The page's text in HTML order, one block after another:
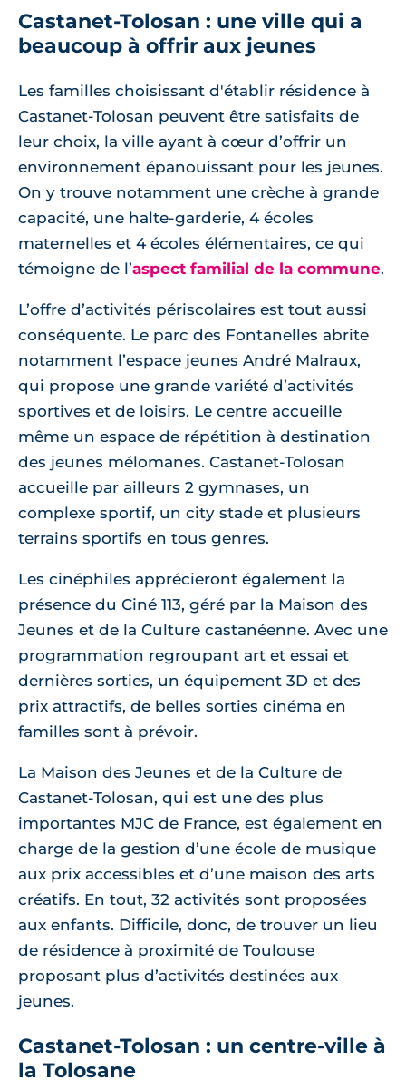
Castanet-Tolosan : une ville qui a
beaucoup à offrir aux jeunes
Les familles choisissant d'établir résidence à
Castanet-Tolosan peuvent être satisfaits de
leur choix, la ville ayant à cœur d’offrir un
environnement épanouissant pour les jeunes.
On y trouve notamment une crèche à grande
capacité, une halte-garderie, 4 écoles
maternelles et 4 écoles élémentaires, ce qui
témoigne de l’aspect familial de la commune.
L’offre d’activités périscolaires est tout aussi
conséquente. Le parc des Fontanelles abrite
notamment l’espace jeunes André Malraux,
qui propose une grande variété d’activités
sportives et de loisirs. Le centre accueille
même un espace de répétition à destination
des jeunes mélomanes. Castanet-Tolosan
accueille par ailleurs 2 gymnases, un
complexe sportif, un city stade et plusieurs
terrains sportifs en tous genres.
Les cinéphiles apprécieront également la
présence du Ciné 113, géré par la Maison des
Jeunes et de la Culture castanéenne. Avec une
programmation regroupant art et essai et
dernières sorties, un équipement 3D et des
prix attractifs, de belles sorties cinéma en
familles sont à prévoir.
La Maison des Jeunes et de la Culture de
Castanet-Tolosan, qui est une des plus
importantes MJC de France, est également en
charge de la gestion d’une école de musique
aux prix accessibles et d’une maison des arts
créatifs. En tout, 32 activités sont proposées
aux enfants. Difficile, donc, de trouver un lieu
de résidence à proximité de Toulouse
proposant plus d’activités destinées aux
jeunes.
Castanet-Tolosan : un centre-ville à
la Tolosane